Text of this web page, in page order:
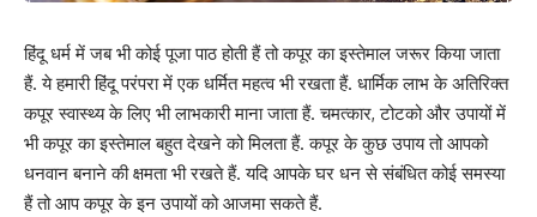
हिंदू धर्म में जब भी कोई पूजा पाठ होती हैं तो कपूर का इस्तेमाल जरूर किया जाता
हैं. ये हमारी हिंदू परंपरा में एक धर्मित महत्व भी रखता हैं. धार्मिक लाभ के अतिरिक्त
कपूर स्वास्थ्य के लिए भी लाभकारी माना जाता हैं. चमत्कार, टोटको और उपायों में
भी कपूर का इस्तेमाल बहुत देखने को मिलता हैं. कपूर के कुछ उपाय तो आपको
धनवान बनाने की क्षमता भी रखते हैं. यदि आपके घर धन से संबंधित कोई समस्या
हैं तो आप कपूर के इन उपायों को आजमा सकते हैं.